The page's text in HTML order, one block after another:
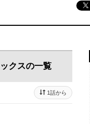
クスの一覧
1話から